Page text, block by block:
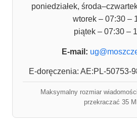
poniedziałek,
wtorek – 07:30 –
piątek – 07:30 –
E-mail:
E-doręczenia: AE:PL-50753-
Maksymalny rozmiar
przekraczać 35